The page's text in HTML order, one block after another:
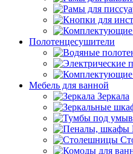
Полотенцесушители
Мебель для ванной
Зеркала